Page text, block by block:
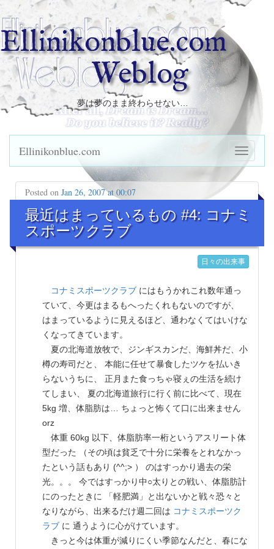
Ellinikonblue.com
Weblog
夢は夢のまま終わらせない…
Ellinikonblue.com
Posted on Jan 26, 2007 at 00:07
最近はまっているもの #4: コナミ
スポーツクラブ
日々の出来事
コナミスポーツクラブ にはもうかれこれ数年通っ
ていて、今更はまるもへったくれもないのですが、
はまっているように見えるほど、通わなくてはいけな
くなってきています。
夏の北海道放牧で、ジンギスカンだ、海鮮丼だ、小
樽の寿司だと、 本能に任せて暴食したツケを払いき
らないうちに、 正月また食っちゃ寝ぇの生活を続け
てしまい、 夏の北海道旅行に行く前に比べて、現在
5kg 増、体脂肪は… ちょっと怖くて口に出来ません
orz
体重 60kg 以下、体脂肪率一桁というアスリート体
型だった （その頃は貧乏で十分に栄養をとれなかっ
たという話もあり (^^;> ） のはすっかり過去の栄
光。。。 今ではすっかり中○太りとの戦い、体脂肪計
にのったときに 「軽肥満」と出ないかと戦々恐々と
なりながら、出来るだけ週二回は コナミスポーツク
ラブ に 通うように心がけています。
きっと今は体重が減りにくい季節なんだと、春にな